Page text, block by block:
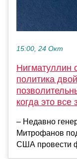
15:00, 24 Окт
Нигматуллин
политика
когда это все
– Недавно
Митрофанов
США провести